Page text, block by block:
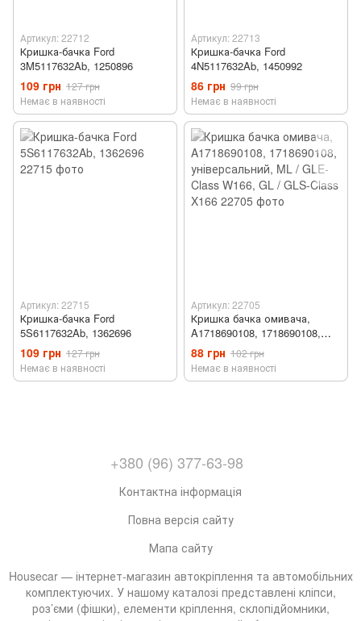
Артикул: 22712
Кришка-бачка Ford
3M5117632Ab, 1250896
109 грн 127 грн
Немає в наявності
Артикул: 22713
Кришка-бачка Ford
4N5117632Ab, 1450992
86 грн 99 грн
Немає в наявності
Артикул: 22715
Кришка-бачка Ford
5S6117632Ab, 1362696
109 грн 127 грн
Немає в наявності
Артикул: 22705
Кришка бачка омивача,
A1718690108, 1718690108,
універсальний, ML / GLE-
Class W166, GL / GLS-Class
X166
88 грн 102 грн
Немає в наявності
+380 (96) 377-63-98
Контактна інформація
Повна версія сайту
Мапа сайту
Housecar — інтернет-магазин автокріплення та автомобільних
комплектуючих. У нашому каталозі представлені кліпси,
роз’єми (фішки), елементи кріплення, склопідйомники,